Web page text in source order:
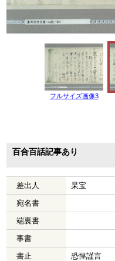
フルサイズ画像3
百合百話記事あり
差出人
杲宝
宛名書
端裏書
事書
書止
恐惶謹言